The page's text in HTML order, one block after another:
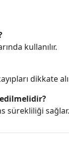
kullanılır.
dikkate
sürekliliği sağlar.